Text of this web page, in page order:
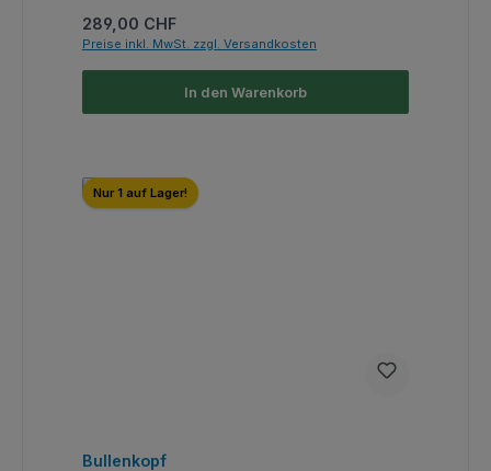
Regulärer Preis:
289,00 CHF
Preise inkl. MwSt. zzgl. Versandkosten
In den Warenkorb
Nur 1 auf Lager!
Bullenkopf